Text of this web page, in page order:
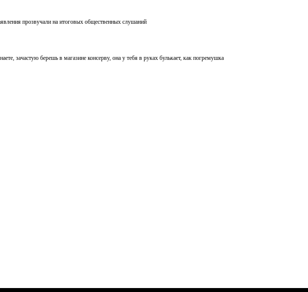
прозвучали на итоговых общественных слушаний
зачастую берешь в магазине консерву, она у тебя в руках булькает, как погремушка